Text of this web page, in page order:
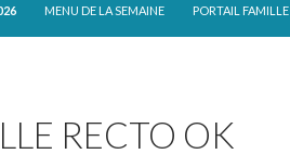
MENU DE LA SEMAINE PORTAIL FAMILLE
RECTO OK